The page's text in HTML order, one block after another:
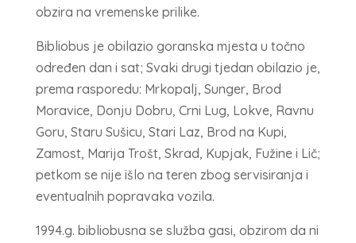
obzira na vremenske prilike.
Bibliobus je obilazio goranska mjesta u točno
određen dan i sat; Svaki drugi tjedan obilazio je,
prema rasporedu: Mrkopalj, Sunger, Brod
Moravice, Donju Dobru, Crni Lug, Lokve, Ravnu
Goru, Staru Sušicu, Stari Laz, Brod na Kupi,
Zamost, Marija Trošt, Skrad, Kupjak, Fužine i Lič;
petkom se nije išlo na teren zbog servisiranja i
eventualnih popravaka vozila.
1994.g. bibliobusna se služba gasi, obzirom da ni